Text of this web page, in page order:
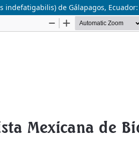
de Gálapagos,